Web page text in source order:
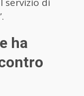
servizio di
ha